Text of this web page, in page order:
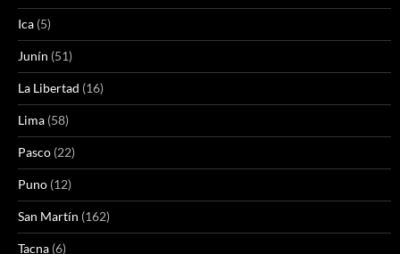
Ica (5)
Junín (51)
La Libertad (16)
Lima (58)
Pasco (22)
Puno (12)
San Martín (162)
Tacna (6)